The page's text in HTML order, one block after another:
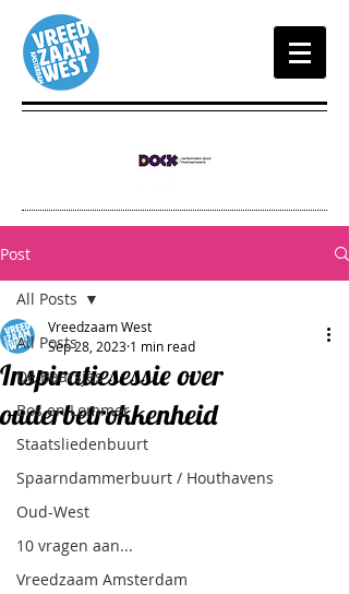
Post
All Posts
De Baarsjes
Bos en Lommer
Staatsliedenbuurt
Spaarndammerbuurt / Houthavens
Oud-West
10 vragen aan...
Vreedzaam Amsterdam
All Posts
Inspiratiesessie over
ouderbetrokkenheid
Vreedzaam West
Sep 28, 2023 1 min read